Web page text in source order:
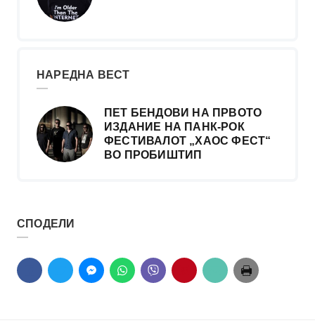
НАРЕДНА ВЕСТ
ПЕТ БЕНДОВИ НА ПРВОТО
ИЗДАНИЕ НА ПАНК-РОК
ФЕСТИВАЛОТ „ХАОС ФЕСТ“
ВО ПРОБИШТИП
СПОДЕЛИ